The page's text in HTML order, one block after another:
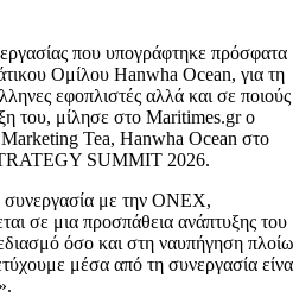
που υπογράφτηκε πρόσφατα
Ομίλου Hanwha Ocean, για τη
εφοπλιστές αλλά και σε ποιούς
του, μίλησε στο Maritimes.gr o
Tea, Hanwha Ocean στο
SUMMIT 2026.
συνεργασία με την ΟΝΕΧ,
σε μια προσπάθεια ανάπτυξης του
όσο και στη ναυπήγηση
μέσα από τη συνεργασία